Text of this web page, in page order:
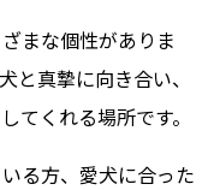
まな個性がありま
と真摯に向き合い、
てくれる場所です。
る方、愛犬に合った